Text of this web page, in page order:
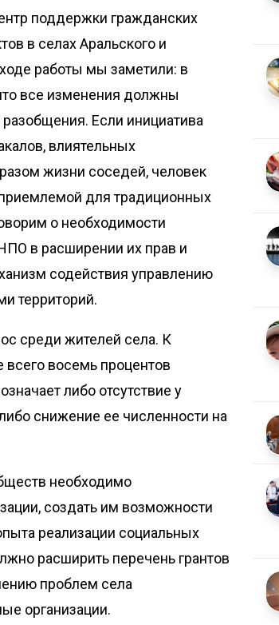
поддержки гражданских
в селах Аральского и
работы мы заметили: в
все изменения должны
Если инициатива
влиятельных
жизни соседей, человек
для традиционных
о необходимости
в расширении их прав и
содействия управлению
территорий.
среди жителей села. К
всего восемь процентов
либо отсутствие у
снижение ее численности на
необходимо
создать им возможности
реализации социальных
расширить перечень грантов
проблем села
организации.